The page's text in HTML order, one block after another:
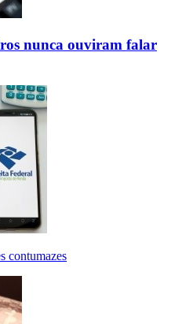
nunca ouviram falar
contumazes